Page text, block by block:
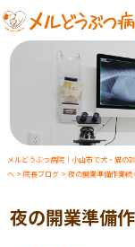
メルどうぶつ病院｜小山市で犬・猫の
へ > 院長ブログ > 夜の開業準備作業続
夜の開業準備